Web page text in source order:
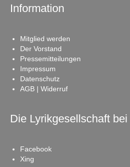
Information
Mitglied werden
Der Vorstand
Pressemitteilungen
Impressum
Datenschutz
AGB | Widerruf
Die Lyrikgesellschaft
Facebook
Xing